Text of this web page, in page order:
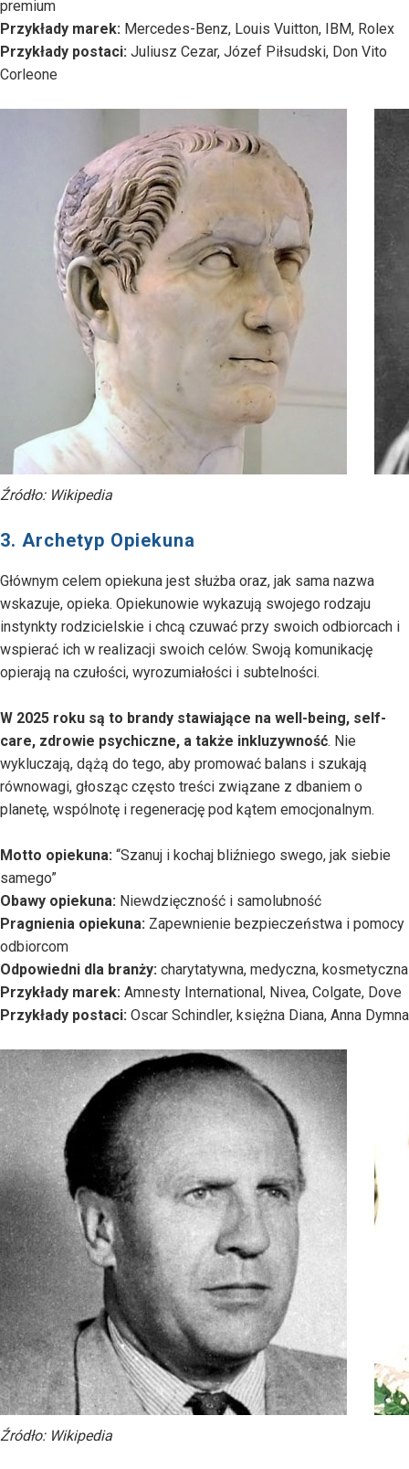
premium
Przykłady marek: Mercedes-Benz, Louis Vuitton, IBM, Rolex
Przykłady postaci: Juliusz Cezar, Józef Piłsudski, Don Vito
Corleone
Źródło: Wikipedia
3. Archetyp Opiekuna
Głównym celem opiekuna jest służba oraz, jak sama nazwa
wskazuje, opieka. Opiekunowie wykazują swojego rodzaju
instynkty rodzicielskie i chcą czuwać przy swoich odbiorcach i
wspierać ich w realizacji swoich celów. Swoją komunikację
opierają na czułości, wyrozumiałości i subtelności.
W 2025 roku są to brandy stawiające na well-being, self-
care, zdrowie psychiczne, a także inkluzywność. Nie
wykluczają, dążą do tego, aby promować balans i szukają
równowagi, głosząc często treści związane z dbaniem o
planetę, wspólnotę i regenerację pod kątem emocjonalnym.
Motto opiekuna: “Szanuj i kochaj bliźniego swego, jak siebie
samego”
Obawy opiekuna: Niewdzięczność i samolubność
Pragnienia opiekuna: Zapewnienie bezpieczeństwa i pomocy
odbiorcom
Odpowiedni dla branży: charytatywna, medyczna, kosmetyczna
Przykłady marek: Amnesty International, Nivea, Colgate, Dove
Przykłady postaci: Oscar Schindler, księżna Diana, Anna Dymna
Źródło: Wikipedia